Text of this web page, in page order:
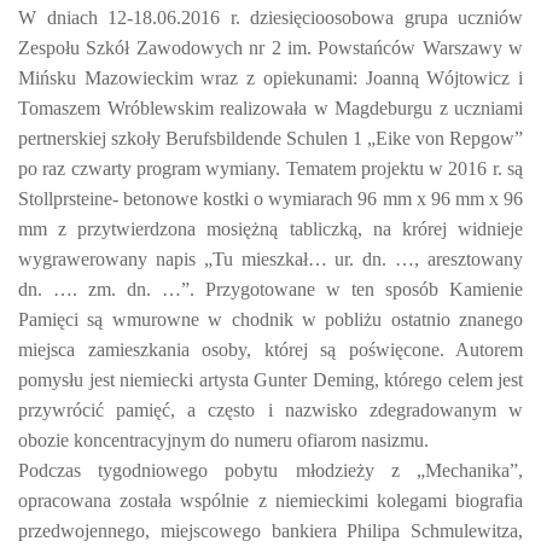
W dniach 12-18.06.2016 r. dziesięcioosobowa grupa uczniów
Zespołu Szkół Zawodowych nr 2 im. Powstańców Warszawy w
Mińsku Mazowieckim wraz z opiekunami: Joanną Wójtowicz i
Tomaszem Wróblewskim realizowała w Magdeburgu z uczniami
pertnerskiej szkoły Berufsbildende Schulen 1 „Eike von Repgow”
po raz czwarty program wymiany. Tematem projektu w 2016 r. są
Stollprsteine- betonowe kostki o wymiarach 96 mm x 96 mm x 96
mm z przytwierdzona mosiężną tabliczką, na krórej widnieje
wygrawerowany napis „Tu mieszkał… ur. dn. …, aresztowany
dn. …. zm. dn. …”. Przygotowane w ten sposób Kamienie
Pamięci są wmurowne w chodnik w pobliżu ostatnio znanego
miejsca zamieszkania osoby, której są poświęcone. Autorem
pomysłu jest niemiecki artysta Gunter Deming, którego celem jest
przywrócić pamięć, a często i nazwisko zdegradowanym w
obozie koncentracyjnym do numeru ofiarom nasizmu.
Podczas tygodniowego pobytu młodzieży z „Mechanika”,
opracowana została wspólnie z niemieckimi kolegami biografia
przedwojennego, miejscowego bankiera Philipa Schmulewitza,